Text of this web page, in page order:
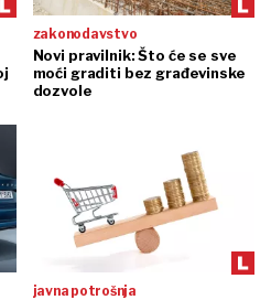
zakonodavstvo
Novi pravilnik: Što će se sve
moći graditi bez građevinske
dozvole
javna potrošnja